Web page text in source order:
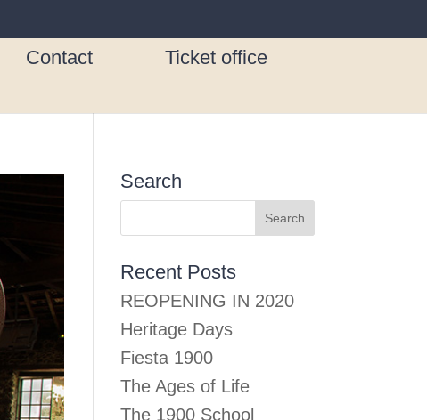
Contact
Ticket office
Search
Recent Posts
REOPENING IN 2020
Heritage Days
Fiesta 1900
The Ages of Life
The 1900 School